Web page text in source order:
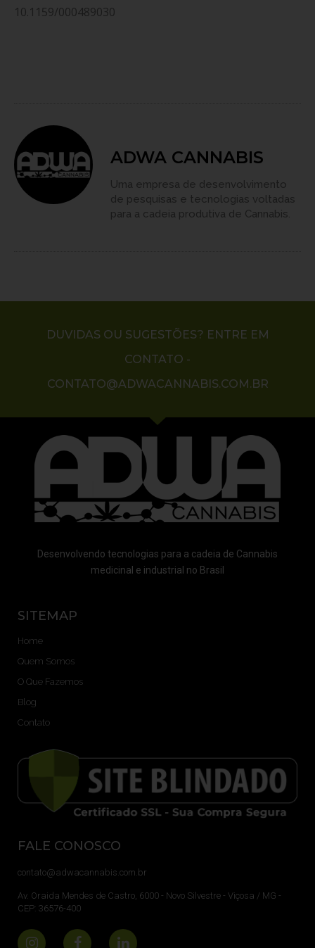
10.1159/000489030
ADWA CANNABIS
Uma empresa de desenvolvimento
de pesquisas e tecnologias voltadas
para a cadeia produtiva de Cannabis.
DUVIDAS OU SUGESTÕES? ENTRE EM
CONTATO -
CONTATO@ADWACANNABIS.COM.BR
Desenvolvendo tecnologias para a cadeia de Cannabis
medicinal e industrial no Brasil
SITEMAP
Home
Quem Somos
O Que Fazemos
Blog
Contato
FALE CONOSCO
contato@adwacannabis.com.br
Av. Oraida Mendes de Castro, 6000 - Novo Silvestre - Viçosa / MG -
CEP: 36576-400